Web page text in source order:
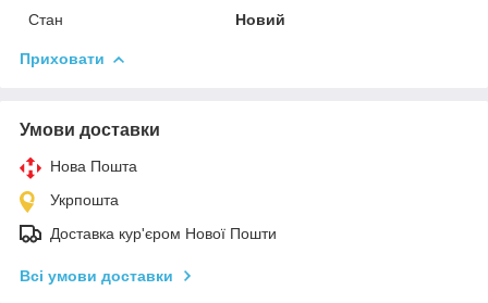
Стан
Новий
Приховати
Умови доставки
Нова Пошта
Укрпошта
Доставка кур'єром Нової Пошти
Всі умови доставки